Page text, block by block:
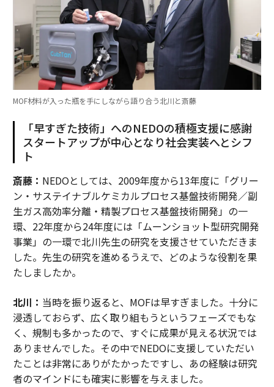
MOF材料が入った瓶を手にしながら語り合う北川と斎藤
「早すぎた技術」へのNEDOの積極支援に感謝
スタートアップが中心となり社会実装へとシフ
ト
斎藤： NEDOとしては、2009年度から13年度に「グリー
ン・サステイナブルケミカルプロセス基盤技術開発／副
生ガス高効率分離・精製プロセス基盤技術開発」の一
環、22年度から24年度には「ムーンショット型研究開発
事業」の一環で北川先生の研究を支援させていただきま
した。先生の研究を進めるうえで、どのような役割を果
たしましたか。
北川： 当時を振り返ると、MOFは早すぎました。十分に
浸透しておらず、広く取り組もうというフェーズでもな
く、規制も多かったので、すぐに成果が見える状況では
ありませんでした。その中でNEDOに支援していただい
たことは非常にありがたかったですし、あの経験は研究
者のマインドにも確実に影響を与えました。